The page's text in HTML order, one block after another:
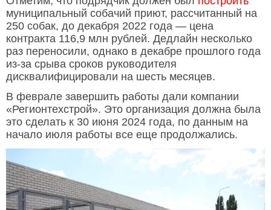
муниципальный собачий приют, рассчитанный на
250 собак, до декабря 2022 года — цена
контракта 116,9 млн рублей. Дедлайн несколько
раз переносили, однако в декабре прошлого года
из-за срыва сроков руководителя
дисквалифицировали на шесть месяцев.
В феврале завершить работы дали компании
«Регионтехстрой». Это организация должна была
это сделать к 30 июня 2024 года, по данным на
начало июля работы все еще продолжались.